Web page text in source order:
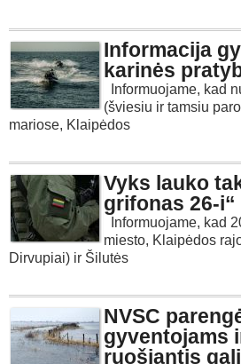
Informacija
karinės
Informuojame, kad
(šviesiu ir tamsiu
mariose, Klaipėdos
Vyks lauko
grifonas 26-
Informuojame, kad
miesto, Klaipėdos
Dirvupiai) ir Šilutės
NVSC
gyventojams
ruošiantis